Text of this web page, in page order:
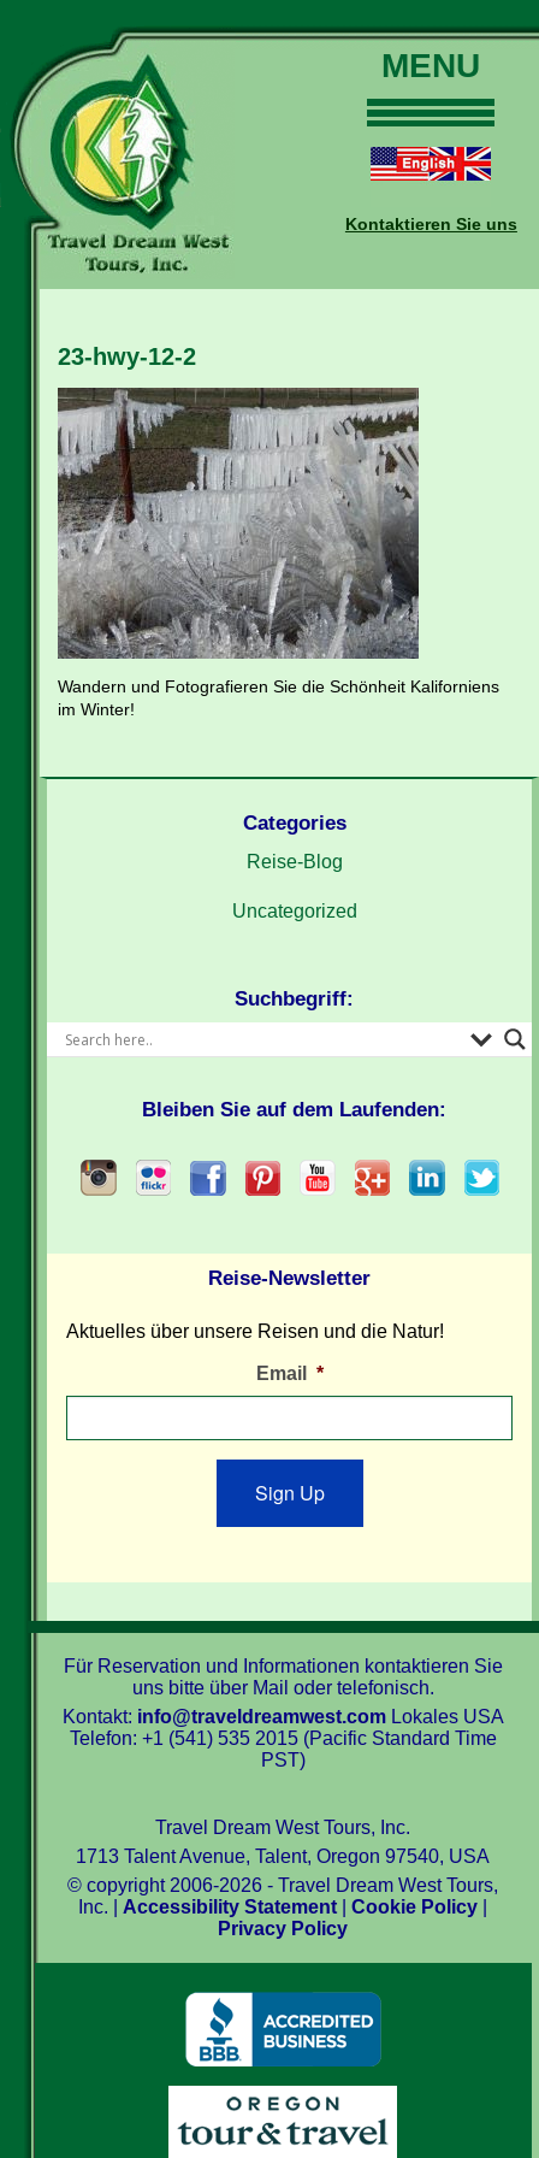
MENU
Touren
Daten und Preise
Buchungen
Reise-Blog
Kontaktieren Sie uns
23-hwy-12-2
Wandern und Fotografieren Sie die Schönheit Kaliforniens
im Winter!
Categories
Reise-Blog
Uncategorized
Suchbegriff:
Bleiben Sie auf dem Laufenden:
Reise-Newsletter
Aktuelles über unsere Reisen und die Natur!
Email *
Sign Up
Für Reservation und Informationen kontaktieren Sie
uns bitte über Mail oder telefonisch.
Kontakt: info@traveldreamwest.comLokales USA
Telefon: +1 (541) 535 2015 (Pacific Standard Time
PST)
Travel Dream West Tours, Inc.
1713 Talent Avenue, Talent, Oregon 97540, USA
© copyright 2006-2026 - Travel Dream West Tours,
Inc. | Accessibility Statement |Cookie Policy
Privacy Policy